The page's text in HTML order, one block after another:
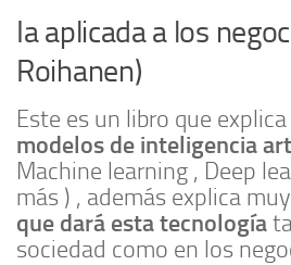
Ia aplicada a los
Roihanen)
Este es un libro que
modelos de inteligencia
Machine learning , Deep
más ) , además explica
que dará esta tecnología
sociedad como en los